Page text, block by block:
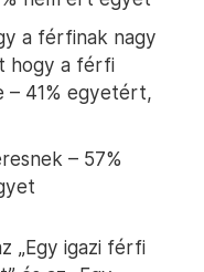
a férfinak nagy
hogy a férfi
– 41% egyetért,
– 57%
„Egy igazi férfi